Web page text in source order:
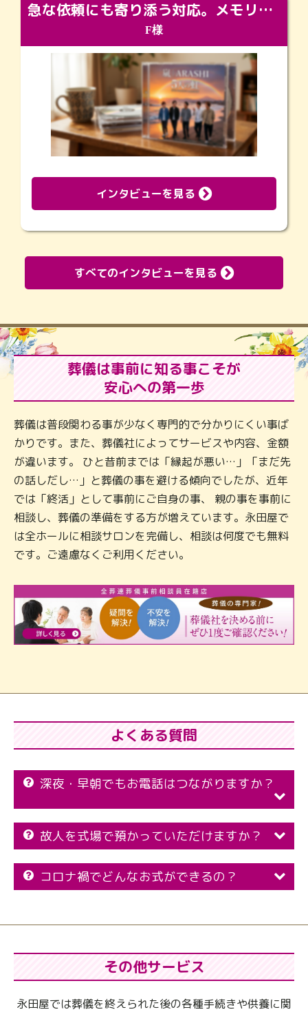
急な依頼にも寄り添う対応。メモリアルコーナーで振り返る大切な日々
F様
インタビューを見る
すべてのインタビューを見る
葬儀は事前に知る事こそが
安心への第一歩
葬儀は普段関わる事が少なく専門的で分かりにくい事ば
かりです。また、葬儀社によってサービスや内容、金額
が違います。 ひと昔前までは「縁起が悪い…」「まだ先
の話しだし…」と葬儀の事を避ける傾向でしたが、近年
では「終活」として事前にご自身の事、 親の事を事前に
相談し、葬儀の準備をする方が増えています。永田屋で
は全ホールに相談サロンを完備し、相談は何度でも無料
です。ご遠慮なくご利用ください。
よくある質問
深夜・早朝でもお電話はつながりますか？
故人を式場で預かっていただけますか？
コロナ禍でどんなお式ができるの？
その他サービス
永田屋では葬儀を終えられた後の各種手続きや供養に関